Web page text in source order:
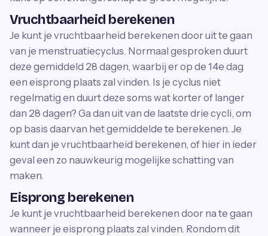
Vruchtbaarheid berekenen
Je kunt je vruchtbaarheid berekenen door uit te gaan
van je menstruatiecyclus. Normaal gesproken duurt
deze gemiddeld 28 dagen, waarbij er op de 14e dag
een eisprong plaats zal vinden. Is je cyclus niet
regelmatig en duurt deze soms wat korter of langer
dan 28 dagen? Ga dan uit van de laatste drie cycli, om
op basis daarvan het gemiddelde te berekenen. Je
kunt dan je vruchtbaarheid berekenen, of hier in ieder
geval een zo nauwkeurig mogelijke schatting van
maken.
Eisprong berekenen
Je kunt je vruchtbaarheid berekenen door na te gaan
wanneer je eisprong plaats zal vinden. Rondom dit